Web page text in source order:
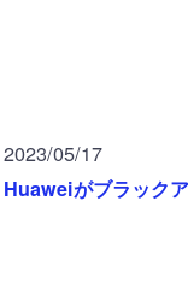
2023/05/17
Huaweiがブラック